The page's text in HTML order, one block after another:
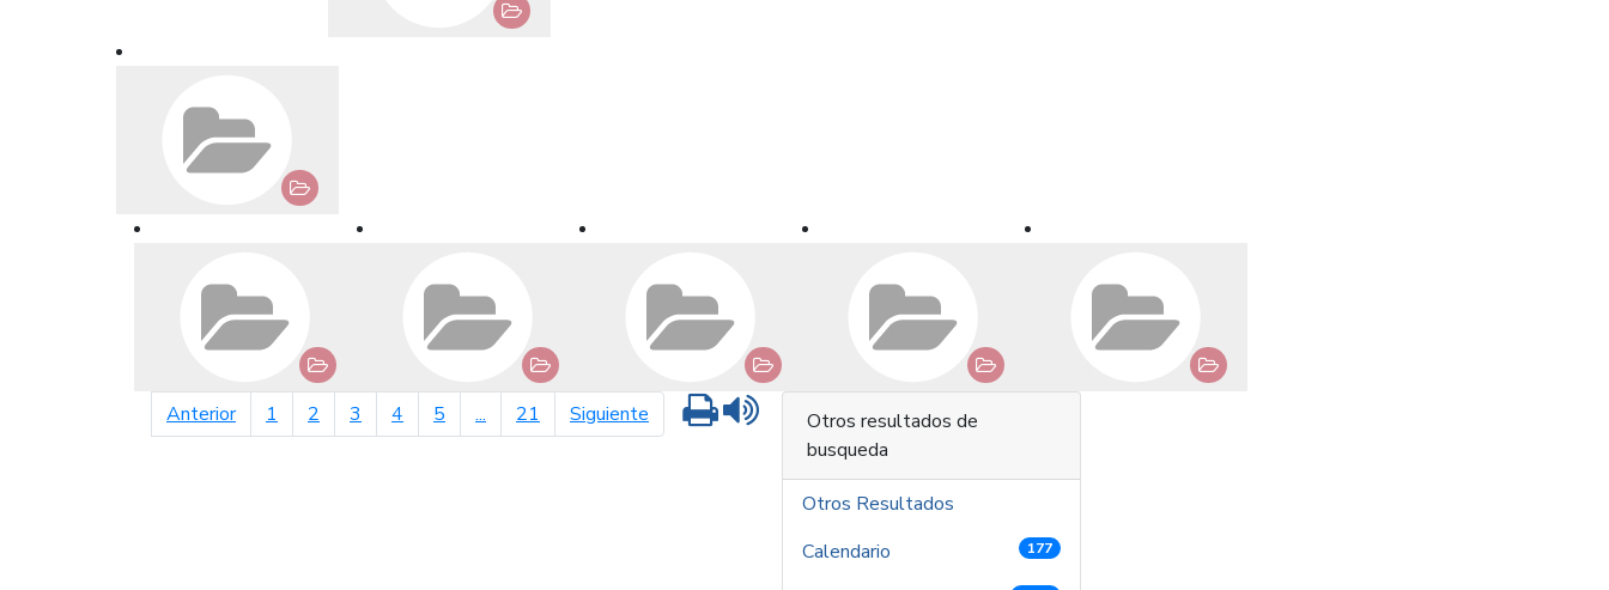
Anteriorpágina anterior
1 2 3 4 5 ... 21 Siguiente página siguiente
Imprimir
Otros resultados de
busqueda
Otros Resultados
Calendario
177